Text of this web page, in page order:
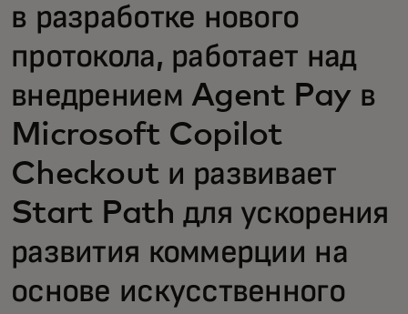
в разработке нового
протокола, работает над
внедрением Agent Pay в
Microsoft Copilot
Checkout и развивает
Start Path для ускорения
развития коммерции на
основе искусственного